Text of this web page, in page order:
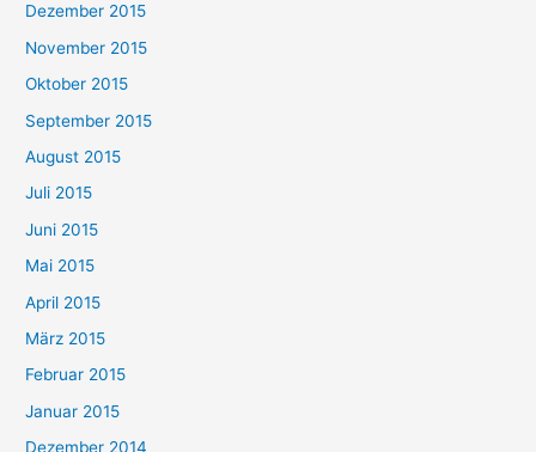
Dezember 2015
November 2015
Oktober 2015
September 2015
August 2015
Juli 2015
Juni 2015
Mai 2015
April 2015
März 2015
Februar 2015
Januar 2015
Dezember 2014